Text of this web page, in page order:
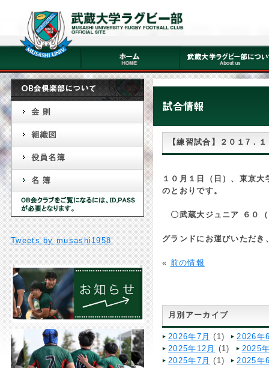
【練習試合】２０１7．
１０月１ 日（日）、東京
のとおりです。
〇武蔵大ジュニア ６０
グランドにお運びいただ
« 前の情報
月別アーカイブ
2026年7月 (1)
2026年
2025年12月
(1)
2025
2025年7月 (1) 2025年
Tweets by musashi1958